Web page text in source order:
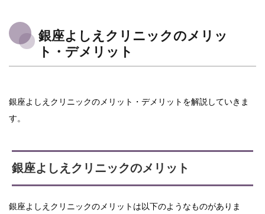
銀座よしえクリニックのメリッ
ト・デメリット
銀座よしえクリニックのメリット・デメリットを解説していきま
す。
銀座よしえクリニックのメリット
銀座よしえクリニックのメリットは以下のようなものがありま